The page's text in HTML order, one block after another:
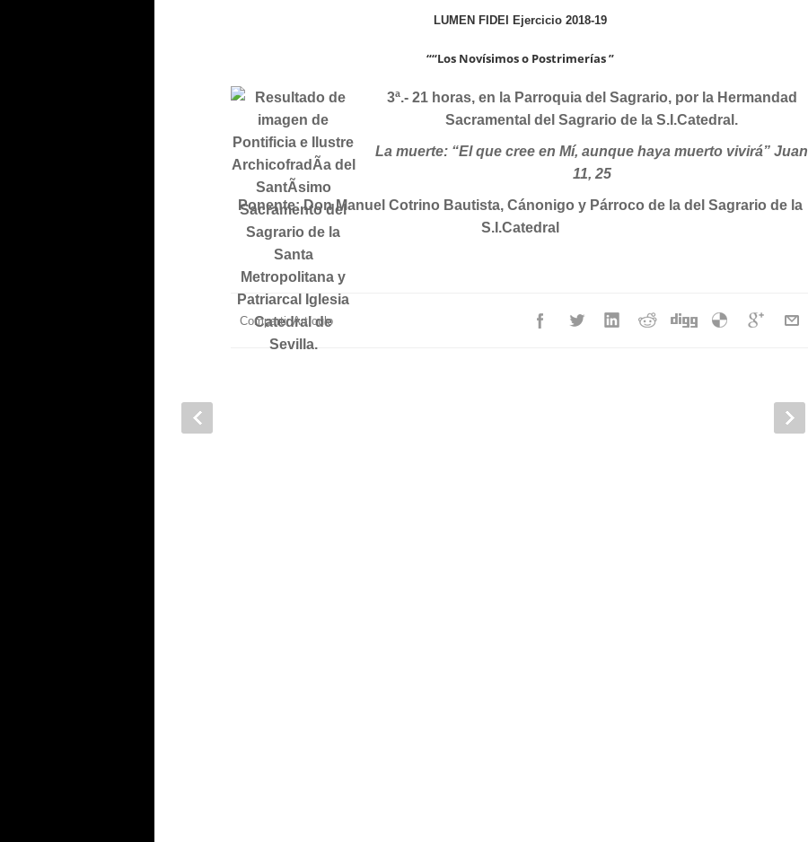
LUMEN FIDEI Ejercicio 2018-19
““Los Novísimos o Postrimerías ”
3ª.- 21 horas, en la Parroquia del Sagrario, por la Hermandad
Sacramental del Sagrario de la S.I.Catedral.
La muerte: “El que cree en Mí, aunque haya muerto vivirá” Juan
11, 25
Ponente: Don Manuel Cotrino Bautista, Cánonigo y Párroco de la del Sagrario de la
S.I.Catedral
Compartir Artículo